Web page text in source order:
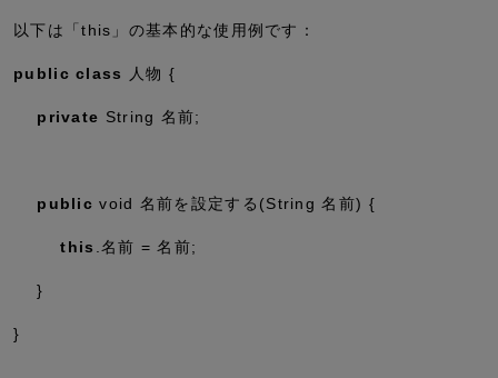
以下は「this」の基本的な使用例です：
public class 人物 {
private String 名前;
public void 名前を設定する(String 名前) {
this .名前 = 名前;
}
}